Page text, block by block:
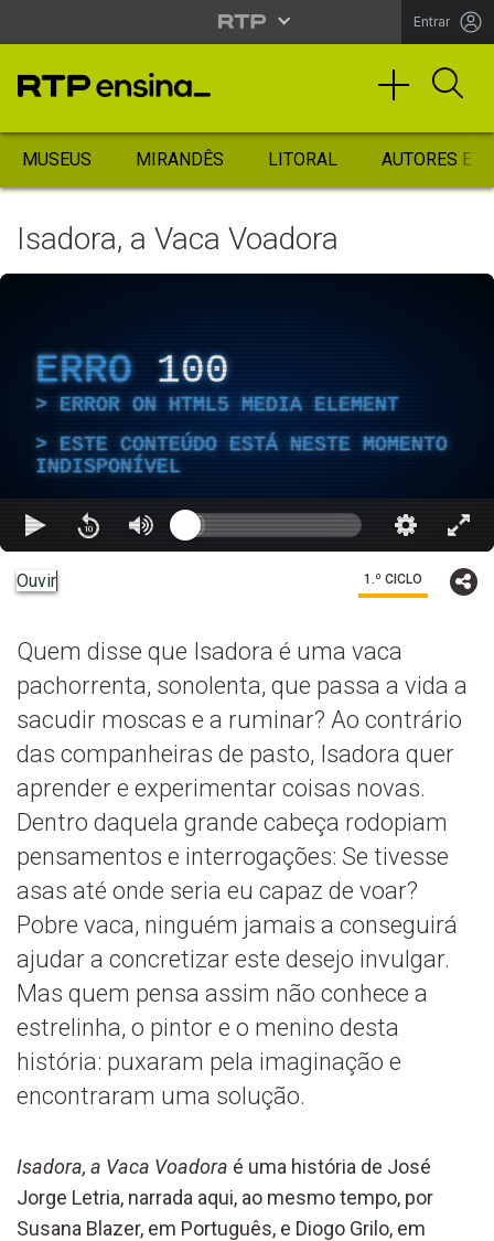
Entrar
MUSEUS MIRANDÊS LITORAL AUTORES
Isadora, a Vaca Voadora
ERRO 100
ERROR ON HTML5 MEDIA ELEMENT
ESTE CONTEÚDO ESTÁ NESTE MOMENTO
INDISPONÍVEL
Ouvir 1.º CICLO
Quem disse que Isadora é uma vaca
pachorrenta, sonolenta, que passa a vida a
sacudir moscas e a ruminar? Ao contrário
das companheiras de pasto, Isadora quer
aprender e experimentar coisas novas.
Dentro daquela grande cabeça rodopiam
pensamentos e interrogações: Se tivesse
asas até onde seria eu capaz de voar?
Pobre vaca, ninguém jamais a conseguirá
ajudar a concretizar este desejo invulgar.
Mas quem pensa assim não conhece a
estrelinha, o pintor e o menino desta
história: puxaram pela imaginação e
encontraram uma solução.
Isadora, a Vaca Voadora é uma história de José
Jorge Letria, narrada aqui, ao mesmo tempo, por
Susana Blazer, em Português, e Diogo Grilo, em